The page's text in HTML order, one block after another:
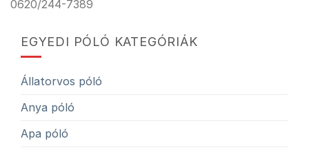
0620/244-7389
EGYEDI PÓLÓ KATEGÓRIÁK
Állatorvos póló
Anya póló
Apa póló